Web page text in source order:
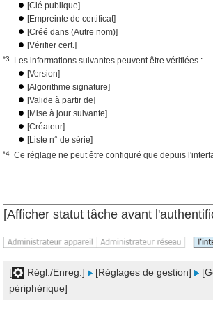
[Clé publique]
[Empreinte de certificat]
[Créé dans (Autre nom)]
[Vérifier cert.]
*3
Les informations suivantes peuvent être vérifiées :
[Version]
[Algorithme signature]
[Valide à partir de]
[Mise à jour suivante]
[Créateur]
[Liste n° de série]
*4 Ce réglage ne peut être configuré que depuis
[Afficher statut tâche avant
[ Régl./Enreg.] [Réglages de gestion]
périphérique]